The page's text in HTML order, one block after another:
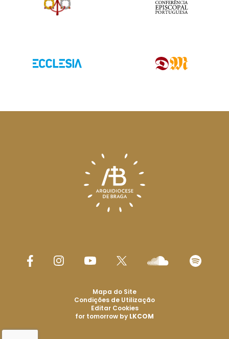
Mapa do Site
Condições de Utilização
Editar Cookies
for tomorrow by LKCOM